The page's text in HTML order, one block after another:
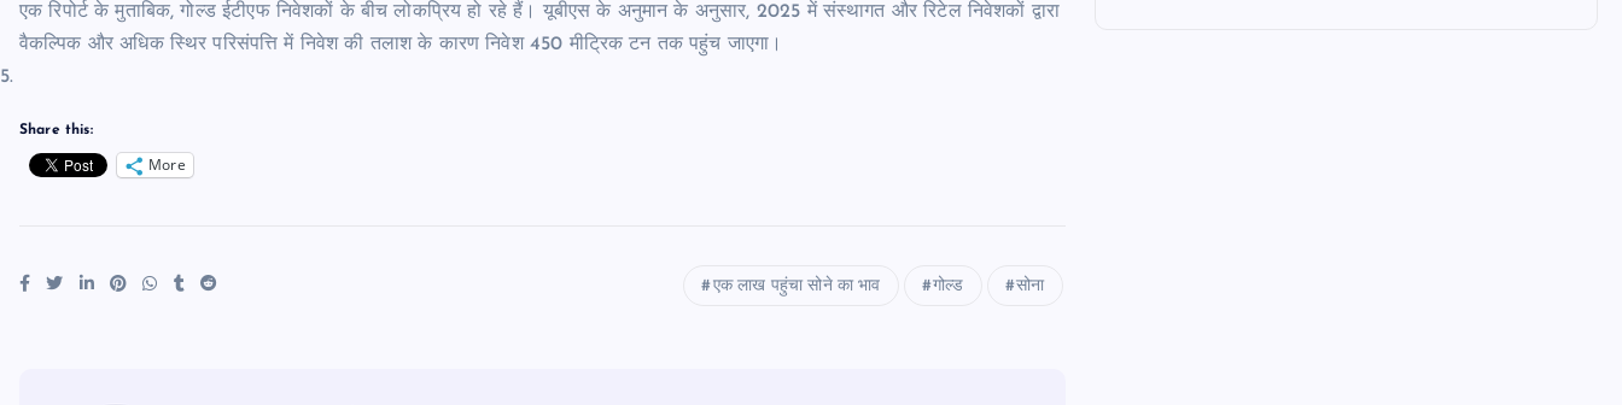
एक रिपोर्ट के मुताबिक, गोल्ड ईटीएफ निवेशकों के बीच लोकप्रिय हो रहे हैं। यूबीएस के अनुमान के अनुसार, 2025 में संस्थागत और रिटेल निवेशकों द्वारा
वैकल्पिक और अधिक स्थिर परिसंपत्ति में निवेश की तलाश के कारण निवेश 450 मीट्रिक टन तक पहुंच जाएगा।
Share this:
More
एक लाख पहुंचा सोने का भाव गोल्ड सोना